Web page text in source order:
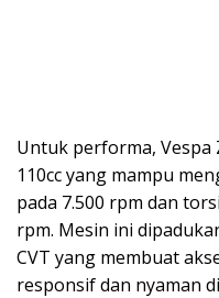
Untuk performa, Vespa
110cc yang mampu
pada 7.500 rpm dan
rpm. Mesin ini
CVT yang membuat
responsif dan nyaman